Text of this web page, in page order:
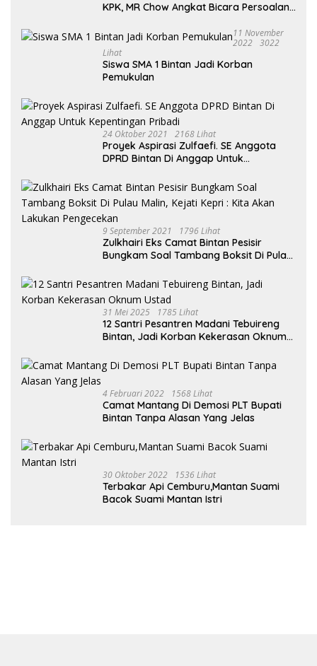
KPK, MR Chow Angkat Bicara Persoalan
11 November
2022 3022
Lihat
Siswa SMA 1 Bintan Jadi Korban
Pemukulan
24 Oktober 2021 2168 Lihat
Proyek Aspirasi Zulfaefi. SE Anggota
DPRD Bintan Di Anggap Untuk
9 September 2021 1796 Lihat
Zulkhairi Eks Camat Bintan Pesisir
Bungkam Soal Tambang Boksit Di Pulau
Pengecekan
31 Mei 2025 1785 Lihat
12 Santri Pesantren Madani Tebuireng
Bintan, Jadi Korban Kekerasan Oknum
4 Februari 2022 1568 Lihat
Camat Mantang Di Demosi PLT Bupati
Bintan Tanpa Alasan Yang Jelas
30 Oktober 2022 1536 Lihat
Terbakar Api Cemburu,Mantan Suami
Bacok Suami Mantan Istri